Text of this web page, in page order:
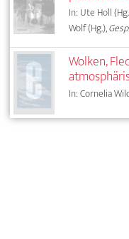
In: Ute Holl
Wolf (Hg.),
Wolken,
In: Cornelia